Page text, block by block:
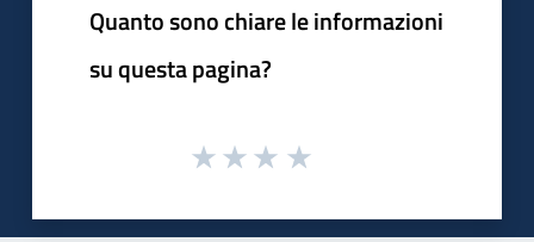
Quanto sono chiare le informazioni
su questa pagina?